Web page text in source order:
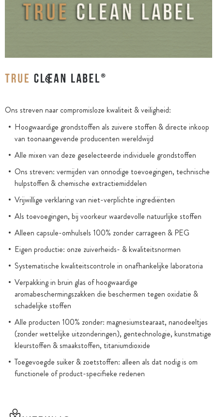
Ons streven naar compromisloze kwaliteit & veiligheid:
Hoogwaardige grondstoffen als zuivere stoffen & directe inkoop
van toonaangevende producenten wereldwijd
Alle mixen van deze geselecteerde individuele grondstoffen
Ons streven: vermijden van onnodige toevoegingen, technische
hulpstoffen & chemische extractiemiddelen
Vrijwillige verklaring van niet-verplichte ingrediënten
Als toevoegingen, bij voorkeur waardevolle natuurlijke stoffen
Alleen capsule-omhulsels 100% zonder carrageen & PEG
Eigen productie: onze zuiverheids- & kwaliteitsnormen
Systematische kwaliteitscontrole in onafhankelijke laboratoria
Verpakking in bruin glas of hoogwaardige
aromabeschermingszakken die beschermen tegen oxidatie &
schadelijke stoffen
Alle producten 100% zonder: magnesiumstearaat, nanodeeltjes
(zonder wettelijke uitzonderingen), gentechnologie, kunstmatige
kleurstoffen & smaakstoffen, titaniumdioxide
Toegevoegde suiker & zoetstoffen: alleen als dat nodig is om
functionele of product-specifieke redenen